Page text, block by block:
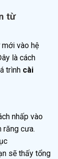
từ
vào hệ
là cách
trình cài
nhấp vào
răng cưa.
sẽ thấy tổng